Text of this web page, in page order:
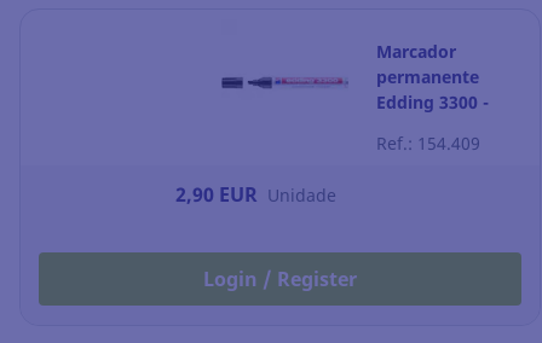
Marcador
permanente
Edding 3300 -
5 mm - preto
Ref.: 154.409
2,90 EUR Unidade
Login / Register